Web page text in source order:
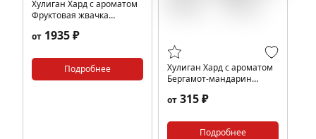
Хулиган Хард с ароматом
Фруктовая жвачка
от 1935 ₽
Подробнее
Хулиган Хард с ароматом
Бергамот-мандарин
от 315 ₽
Подробнее